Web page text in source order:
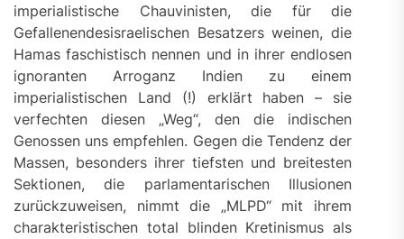
imperialistische Chauvinisten, die für die
Gefallenendesisraelischen Besatzers weinen, die
Hamas faschistisch nennen und in ihrer endlosen
ignoranten Arroganz Indien zu einem
imperialistischen Land (!) erklärt haben – sie
verfechten diesen „Weg“, den die indischen
Genossen uns empfehlen. Gegen die Tendenz der
Massen, besonders ihrer tiefsten und breitesten
Sektionen, die parlamentarischen Illusionen
zurückzuweisen, nimmt die „MLPD“ mit ihrem
charakteristischen total blinden Kretinismus als